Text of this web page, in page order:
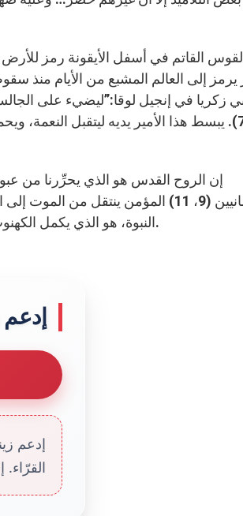
يرمز إلى العالم المشبع من الأيام
الرومانيين (9، 11) المؤمن ينتقل
النبوة، هو الذي يكمل الكهنوت، هو الذي يمنح الحكمة، وهو الذي يجعلنا إخوة ويسمح لنا أن نصرخ للآب أبا.
إدعم